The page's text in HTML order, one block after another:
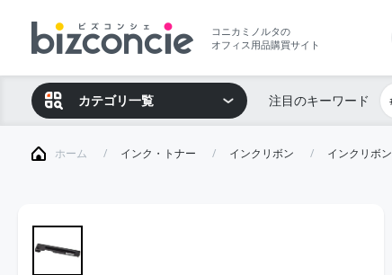
コニカミノルタの
オフィス用品購買サイト
カテゴリ一覧 注目のキーワード
ホーム インク・トナー インクリボン インクリボン